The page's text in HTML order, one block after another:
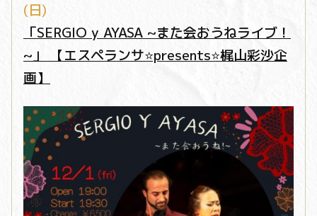
(日)
「SERGIO y AYASA ~また会おうねライブ！
~」 【エスペランサ⭐️presents⭐️梶山彩沙企
画】